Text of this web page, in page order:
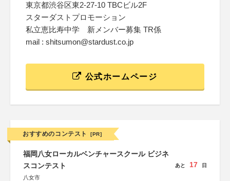
東京都渋谷区東2-27-10 TBCビル2F
スターダストプロモーション
私立恵比寿中学 新メンバー募集 TR係
mail : shitsumon@stardust.co.jp
公式ホームページ
おすすめのコンテスト [PR]
福岡八女ローカルベンチャースクール ビジネ
スコンテスト
八女市
あと 17 日